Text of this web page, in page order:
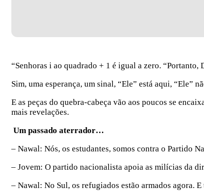
“Senhoras i ao quadrado + 1 é igual a zero. “Portanto,
Sim, uma esperança, um sinal, “Ele” está aqui, “Ele”
E as peças do quebra-cabeça vão aos poucos se
mais revelações.
Um passado aterrador…
– Nawal: Nós, os estudantes, somos contra o Partido
– Jovem: O partido nacionalista apoia as milícias da
– Nawal: No Sul, os refugiados estão armados agora.